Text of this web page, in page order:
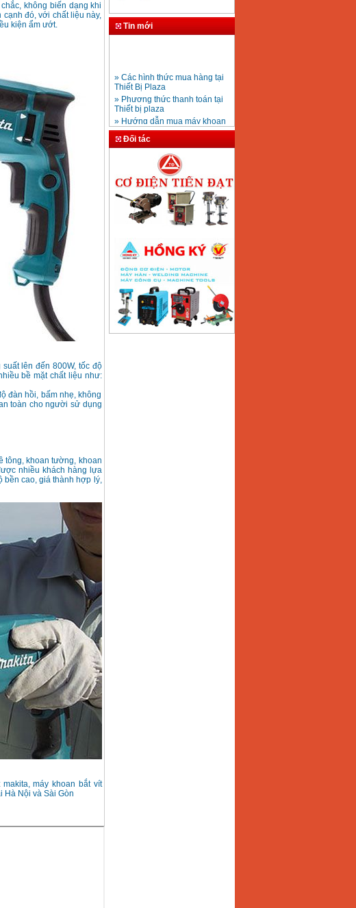
không biến dạng khi
đó, với chất liệu này,
kiện ẩm ướt.
lên đến 800W, tốc độ
bề mặt chất liệu như:
đàn hồi, bấm nhẹ, không
toàn cho người sử dụng
tông, khoan tường, khoan
nhiều khách hàng lựa
bền cao, giá thành hợp lý,
máy khoan bắt vít
Hà Nội và Sài Gòn
Bảng giá máy khoan
Bộ máy khoan Bosch
GSB 13RE hộp nhựa
100 chi tiết
Giá :1977000VND
Máy đục bê tông
(900W)
Giá:5750000
Máy đục bê tông
Hikoki H41SC
(17mm)
Giá: 5760000 VND
Tin mới
Thiết Bị Plaza
» Phương thức thanh toán tại
Thiết bị plaza
» Hướng dẫn mua máy khoan
giá rẻ
» Thiết Bị Plaza – đại lý bán
máy khoan giá rẻ
» Phân biệt máy khoan búa và
máy khoan động lực
» Địa chỉ bán máy khoan cầm
tay tại Hà Nội
» Tuyển nhân viên kinh doanh
thiết bị, điện máy
» Mua máy khoan Bosch
» Hỏi mua máy khoan nào thì
tốt
» Đại lý bán máy khoan
Makita, máy khoan bê tông
Makita
Đối tác